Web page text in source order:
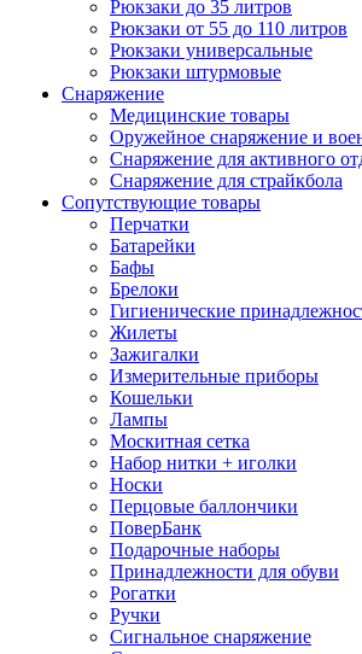
Рюкзаки до 35 литров
Рюкзаки от 55 до 110 литров
Рюкзаки универсальные
Рюкзаки штурмовые
Снаряжение
Медицинские товары
Оружейное снаряжение и
Снаряжение для активного
Снаряжение для страйкбола
Сопутствующие товары
Перчатки
Батарейки
Бафы
Брелоки
Гигиенические
Жилеты
Зажигалки
Измерительные приборы
Кошельки
Лампы
Москитная сетка
Набор нитки + иголки
Носки
Перцовые баллончики
ПоверБанк
Подарочные наборы
Принадлежности для обуви
Рогатки
Ручки
Сигнальное снаряжение